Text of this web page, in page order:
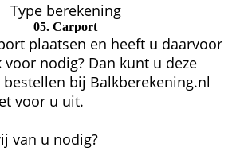
Type berekening
05. Carport
plaatsen en heeft u daarvoor
voor nodig? Dan kunt u deze
bij Balkberekening.nl
voor u uit.
van u nodig?